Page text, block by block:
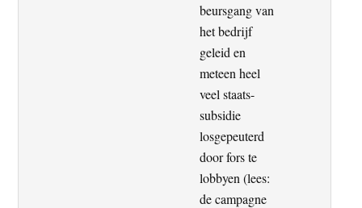
beursgang van
het bedrijf
geleid en
meteen heel
veel staats-
subsidie
losgepeuterd
door fors te
lobbyen (lees:
de campagne